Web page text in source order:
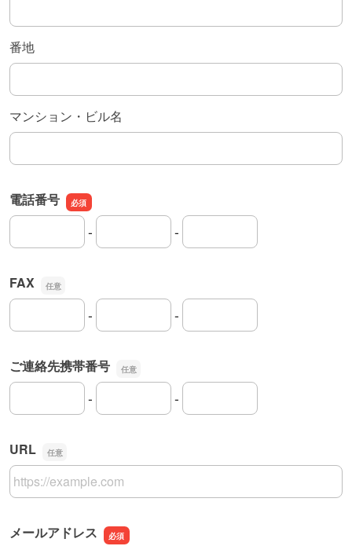
番地
マンション・ビル名
電話番号
電話番号の市外局番
-
電話番号の市内局番 -
電話番号の加入者番号
FAX
FAXの市外局番
-
FAXの市内局番 -
FAXの加入者番号
ご連絡先携帯番号
ご連絡先携帯番号の市外局番
-
ご連絡先携帯番号の市内局番-
ご連絡先携帯番号の加入者番号
URL
URL
メールアドレス